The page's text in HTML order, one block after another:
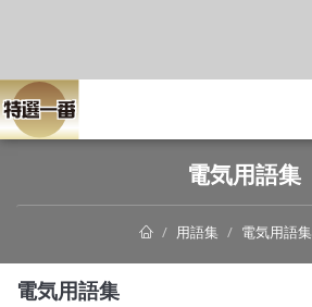
電気用語集
用語集 電気用語集
電気用語集